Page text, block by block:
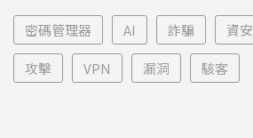
密碼管理器 AI 詐騙 資安
攻擊 VPN 漏洞 駭客